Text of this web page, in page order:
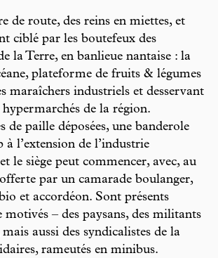
de route, des reins en miettes, et
ciblé par les boutefeux des
la Terre, en banlieue nantaise : la
plateforme de fruits & légumes
maraîchers industriels et desservant
de la région.
de paille déposées, une banderole
à l’extension de l’industrie
le siège peut commencer, avec, au
par un camarade boulanger,
et accordéon. Sont présents
motivés – des paysans, des militants
aussi des syndicalistes de la
rameutés en minibus.